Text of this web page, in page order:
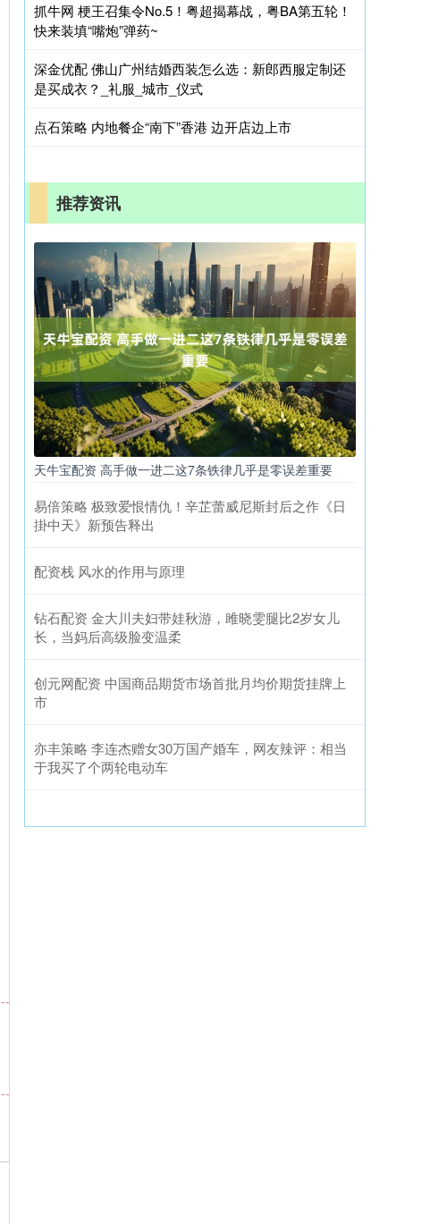
抓牛网 梗王召集令No.5！粤超揭幕战，粤BA第五轮！
快来装填“嘴炮”弹药~
深金优配 佛山广州结婚西装怎么选：新郎西服定制还
是买成衣？_礼服_城市_仪式
点石策略 内地餐企“南下”香港 边开店边上市
推荐资讯
天牛宝配资 高手做一进二这7条铁律几乎是零误差重要
易倍策略 极致爱恨情仇！辛芷蕾威尼斯封后之作《日
掛中天》新预告释出
配资栈 风水的作用与原理
钻石配资 金大川夫妇带娃秋游，雎晓雯腿比2岁女儿
长，当妈后高级脸变温柔
创元网配资 中国商品期货市场首批月均价期货挂牌上
市
亦丰策略 李连杰赠女30万国产婚车，网友辣评：相当
于我买了个两轮电动车